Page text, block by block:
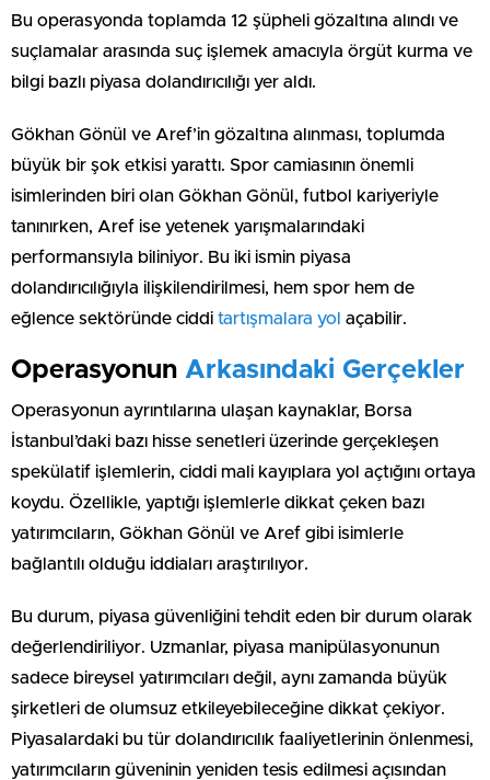
Bu operasyonda toplamda 12 şüpheli gözaltına alındı ve
suçlamalar arasında suç işlemek amacıyla örgüt kurma ve
bilgi bazlı piyasa dolandırıcılığı yer aldı.
Gökhan Gönül ve Aref’in gözaltına alınması, toplumda
büyük bir şok etkisi yarattı. Spor camiasının önemli
isimlerinden biri olan Gökhan Gönül, futbol kariyeriyle
tanınırken, Aref ise yetenek yarışmalarındaki
performansıyla biliniyor. Bu iki ismin piyasa
dolandırıcılığıyla ilişkilendirilmesi, hem spor hem de
eğlence sektöründe ciddi tartışmalara yol açabilir.
Operasyonun Arkasındaki Gerçekler
Operasyonun ayrıntılarına ulaşan kaynaklar, Borsa
İstanbul’daki bazı hisse senetleri üzerinde gerçekleşen
spekülatif işlemlerin, ciddi mali kayıplara yol açtığını ortaya
koydu. Özellikle, yaptığı işlemlerle dikkat çeken bazı
yatırımcıların, Gökhan Gönül ve Aref gibi isimlerle
bağlantılı olduğu iddiaları araştırılıyor.
Bu durum, piyasa güvenliğini tehdit eden bir durum olarak
değerlendiriliyor. Uzmanlar, piyasa manipülasyonunun
sadece bireysel yatırımcıları değil, aynı zamanda büyük
şirketleri de olumsuz etkileyebileceğine dikkat çekiyor.
Piyasalardaki bu tür dolandırıcılık faaliyetlerinin önlenmesi,
yatırımcıların güveninin yeniden tesis edilmesi açısından